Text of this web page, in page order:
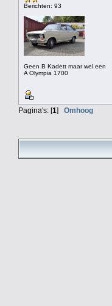
Berichten: 93
Geen B Kadett maar wel een
A Olympia 1700
Pagina's: [1] Omhoog